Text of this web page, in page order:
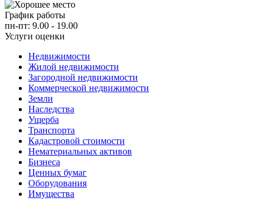
График работы
пн-пт: 9.00 - 19.00
Услуги оценки
Недвижимости
Жилой недвижимости
Загородной недвижимости
Коммерческой недвижимости
Земли
Наследства
Ущерба
Транспорта
Кадастровой стоимости
Нематериальных активов
Бизнеса
Ценных бумаг
Оборудования
Имущества